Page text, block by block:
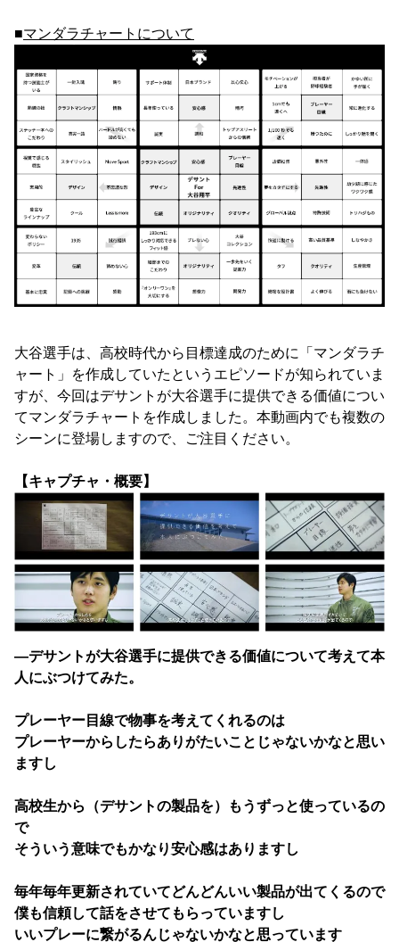
■マンダラチャートについて
大谷選手は、高校時代から目標達成のために「マンダラチ
ャート」を作成していたというエピソードが知られていま
すが、今回はデサントが大谷選手に提供できる価値につい
てマンダラチャートを作成しました。本動画内でも複数の
シーンに登場しますので、ご注目ください。
【キャプチャ・概要】
―デサントが大谷選手に提供できる価値について考えて本
人にぶつけてみた。
プレーヤー目線で物事を考えてくれるのは
プレーヤーからしたらありがたいことじゃないかなと思い
ますし
高校生から（デサントの製品を）もうずっと使っているの
で
そういう意味でもかなり安心感はありますし
毎年毎年更新されていてどんどんいい製品が出てくるので
僕も信頼して話をさせてもらっていますし
いいプレーに繋がるんじゃないかなと思っています